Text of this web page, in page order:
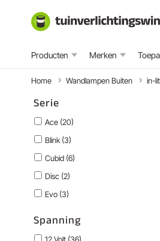
Producten Merken
Home Wandlampen Buiten in-
Serie
Ace (20)
Blink (3)
Cubid (6)
Disc (2)
Evo (3)
Spanning